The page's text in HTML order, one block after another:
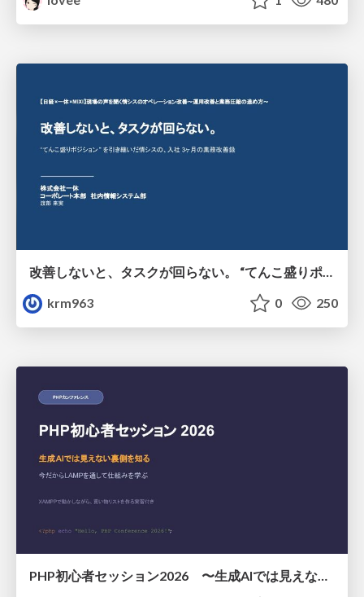
改善しないと、タスクが回らない。 “てんこ盛りポジション” を引き継いだ情シスの、入社3ヶ月の業務改善録
krm963
0 250